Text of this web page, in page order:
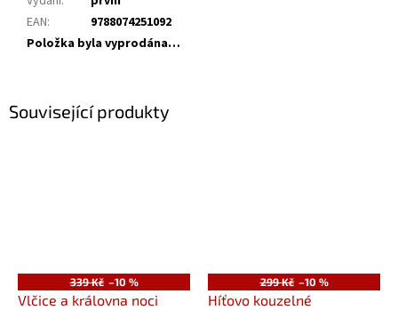
Související produkty
339 Kč –10 %
Vlčice a královna noci
299 Kč –10 %
Híťovo kouzelné
EAN:
9788074251092
Položka byla vyprodána…